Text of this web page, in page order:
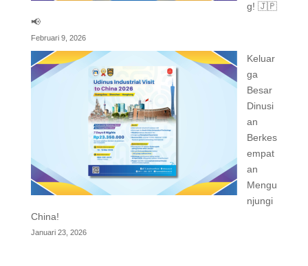
g! 🇯🇵
📢
Februari 9, 2026
Keluar
ga
Besar
Dinusi
an
Berkes
empat
an
Mengu
njungi
China!
Januari 23, 2026